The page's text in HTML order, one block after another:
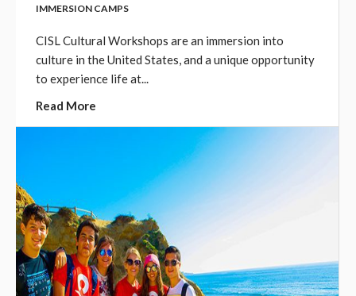
IMMERSION CAMPS
CISL Cultural Workshops are an immersion into
culture in the United States, and a unique opportunity
to experience life at...
Read More